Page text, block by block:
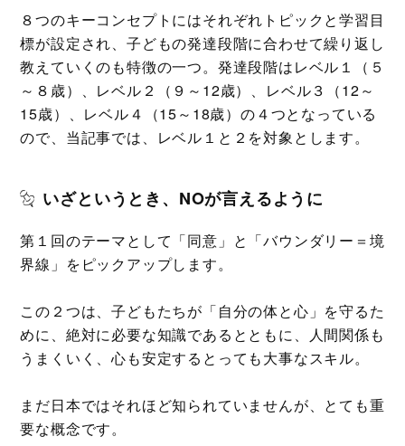
８つのキーコンセプトにはそれぞれトピックと学習目
標が設定され、子どもの発達段階に合わせて繰り返し
教えていくのも特徴の一つ。発達段階はレベル１（５
～８歳）、レベル２（９～12歳）、レベル３（12～
15歳）、レベル４（15～18歳）の４つとなっている
ので、当記事では、レベル１と２を対象とします。
いざというとき、NOが言えるように
第１回のテーマとして「同意」と「バウンダリー＝境
界線」をピックアップします。
この２つは、子どもたちが「自分の体と心」を守るた
めに、絶対に必要な知識であるとともに、人間関係も
うまくいく、心も安定するとっても大事なスキル。
まだ日本ではそれほど知られていませんが、とても重
要な概念です。